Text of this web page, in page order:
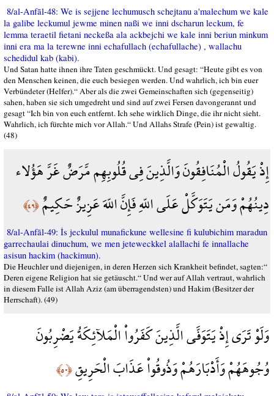
8/al-Anfāl-48: We is sejjene lechumusch schejtanu a'malechum we kale
la galibe leckumul jewme minen naßi we inni dscharun leckum, fe
lemma teraetil fietani neckeßa ala ackbejchi we kale inni beriun minkum
inni era ma la terewne inni echafullach (echafullache) , wallachu
schedidul kab (kabi).
Und Satan hatte ihnen ihre Taten geschmückt. Und gesagt: “Heute gibt es von
den Menschen keinen, die euch besiegen werden. Und wahrlich, ich bin euer
Verbündeter (Helfer).“ Aber als die zwei Gemeinschaften sich (gegenseitig)
sahen, haben sie sich umgedreht und sind auf zwei Fersen davongerannt und
gesagt “Ich bin von euch entfernt. Ich sehe wirklich Dinge, die ihr nicht sieht.
Wahrlich, ich fürchte mich vor Allah.“ Und Allahs Strafe (Pein) ist gewaltig.
(48)
إِذْ يَقُولُ الْمُنَافِقُونَ وَالَّذِينَ فِي قُلُوبِهِم مَّرَضٌ غَرَّ هَؤُلاء
دِينُهُمْ وَمَن يَتَوَكَّلْ عَلَى اللّهِ فَإِنَّ اللّهَ عَزِيزٌ حَكِيمٌ﴿٤٩﴾
8/al-Anfāl-49: İs jeckulul munafickune wellesine fi kulubichim maradun
garrechaulai dinuchum, we men jeteweckkel alallachi fe innallache
asisun hackim (hackimun).
Die Heuchler und diejenigen, in deren Herzen sich Krankheit befindet, sagten:“
Deren eigene Religion hat sie getäuscht.“ Und wer auf Allah vertraut, wahrlich
in diesem Falle ist Allah Aziz (am überragendsten) und Hakim (Besitzer der
Herrschaft). (49)
وَلَوْ تَرَى إِذْ يَتَوَفَّى الَّذِينَ كَفَرُواْ الْمَلآئِكَةُ يَضْرِبُونَ
وُجُوهَهُمْ وَأَدْبَارَهُمْ وَذُوقُواْ عَذَابَ الْحَرِيقِ﴿٥٠﴾